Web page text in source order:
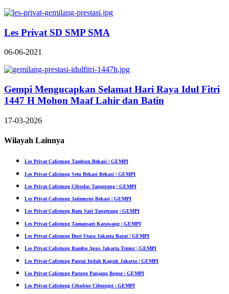
Les Privat SD SMP SMA
06-06-2021
Gempi Mengucapkan Selamat Hari Raya Idul Fitri
1447 H Mohon Maaf Lahir dan Batin
17-03-2026
Wilayah Lainnya
Les Privat Calistung Tambun Bekasi | GEMPI
Les Privat Calistung Setu Bekasi Bekasi | GEMPI
Les Privat Calistung Cibodas Tangerang | GEMPI
Les Privat Calistung Jatimurni Bekasi | GEMPI
Les Privat Calistung Batu Sari Tangerang | GEMPI
Les Privat Calistung Tamansari Karawang | GEMPI
Les Privat Calistung Duri Utara Jakarta Barat | GEMPI
Les Privat Calistung Bambu Apus Jakarta Timur | GEMPI
Les Privat Calistung Pantai Indah Kapuk Jakarta | GEMPI
Les Privat Calistung Parung Panjang Bogor | GEMPI
Les Privat Calistung Cibubur Cileungsi | GEMPI